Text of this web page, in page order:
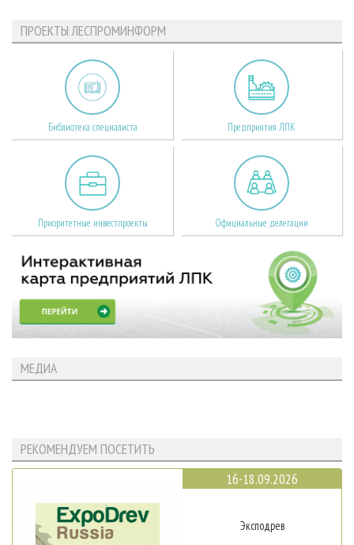
ПРОЕКТЫ ЛЕСПРОМИНФОРМ
Библиотека специалиста Предприятия ЛПК
Приоритетные инвестпроекты Официальные делегации
МЕДИА
РЕКОМЕНДУЕМ ПОСЕТИТЬ
16-18.09.2026
Эксподрев